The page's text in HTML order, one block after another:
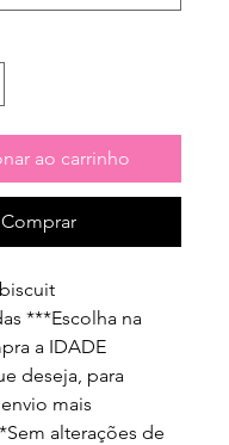
ao carrinho
Comprar
***Escolha na
a IDADE
deseja, para
mais
alterações de